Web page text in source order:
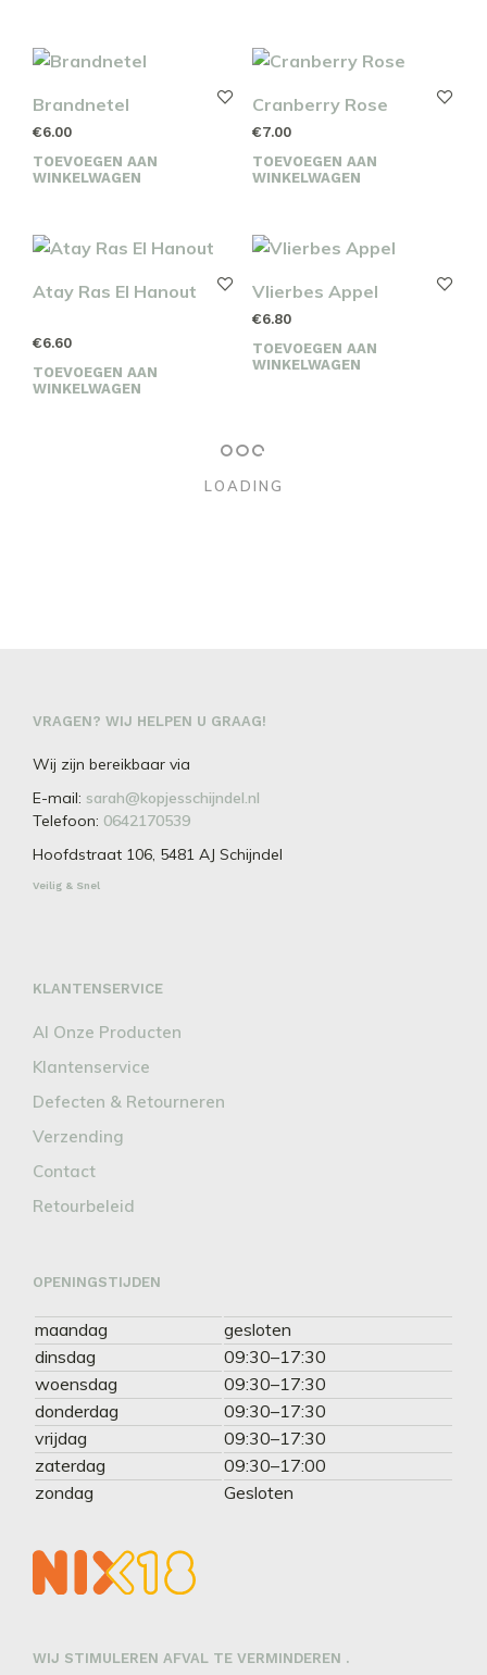
Brandnetel
€6.00
TOEVOEGEN AAN
WINKELWAGEN
Cranberry Rose
€7.00
TOEVOEGEN AAN
WINKELWAGEN
Atay Ras El Hanout
€6.60
TOEVOEGEN AAN
WINKELWAGEN
Vlierbes Appel
€6.80
TOEVOEGEN AAN
WINKELWAGEN
LOADING
VRAGEN? WIJ HELPEN U GRAAG!
Wij zijn bereikbaar via
E-mail: sarah@kopjesschijndel.nl
Telefoon: 0642170539
Hoofdstraat 106, 5481 AJ Schijndel
Veilig & Snel
KLANTENSERVICE
Al Onze Producten
Klantenservice
Defecten & Retourneren
Verzending
Contact
Retourbeleid
OPENINGSTIJDEN
maandag
gesloten
dinsdag
09:30–17:30
woensdag
09:30–17:30
donderdag
09:30–17:30
vrijdag
09:30–17:30
zaterdag
09:30–17:00
zondag
Gesloten
WIJ STIMULEREN AFVAL TE VERMINDEREN .